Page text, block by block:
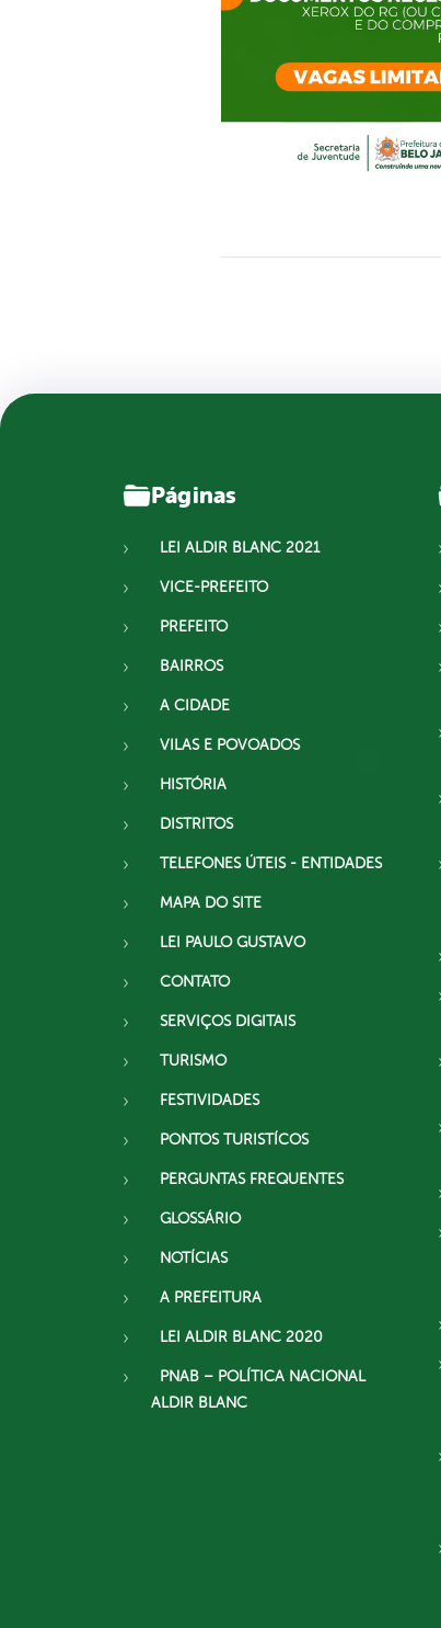
Páginas
LEI ALDIR BLANC 2021
VICE-PREFEITO
PREFEITO
BAIRROS
A CIDADE
VILAS E POVOADOS
HISTÓRIA
DISTRITOS
TELEFONES ÚTEIS - ENTIDADES
MAPA DO SITE
LEI PAULO GUSTAVO
CONTATO
SERVIÇOS DIGITAIS
TURISMO
FESTIVIDADES
PONTOS TURISTÍCOS
PERGUNTAS FREQUENTES
GLOSSÁRIO
NOTÍCIAS
A PREFEITURA
LEI ALDIR BLANC 2020
PNAB – POLÍTICA NACIONAL
ALDIR BLANC